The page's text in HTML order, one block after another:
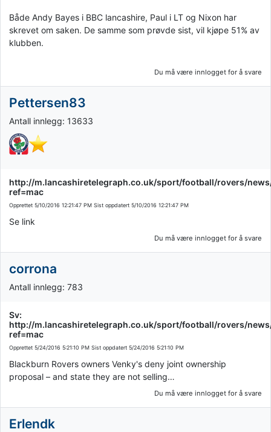
Både Andy Bayes i BBC lancashire, Paul i LT og Nixon har
skrevet om saken. De samme som prøvde sist, vil kjøpe 51% av
klubben.
Du må være innlogget for å svare
Pettersen83
Antall innlegg: 13633
http://m.lancashiretelegraph.co.uk/sport/football/rovers/
ref=mac
Opprettet 5/10/2016 12:21:47 PM Sist oppdatert 5/10/2016 12:21:47 PM
Se link
Du må være innlogget for å svare
corrona
Antall innlegg: 783
Sv:
http://m.lancashiretelegraph.co.uk/sport/football/rovers/
ref=mac
Opprettet 5/24/2016 5:21:10 PM Sist oppdatert 5/24/2016 5:21:10 PM
Blackburn Rovers owners Venky's deny joint ownership
proposal – and state they are not selling…
Du må være innlogget for å svare
Erlendk